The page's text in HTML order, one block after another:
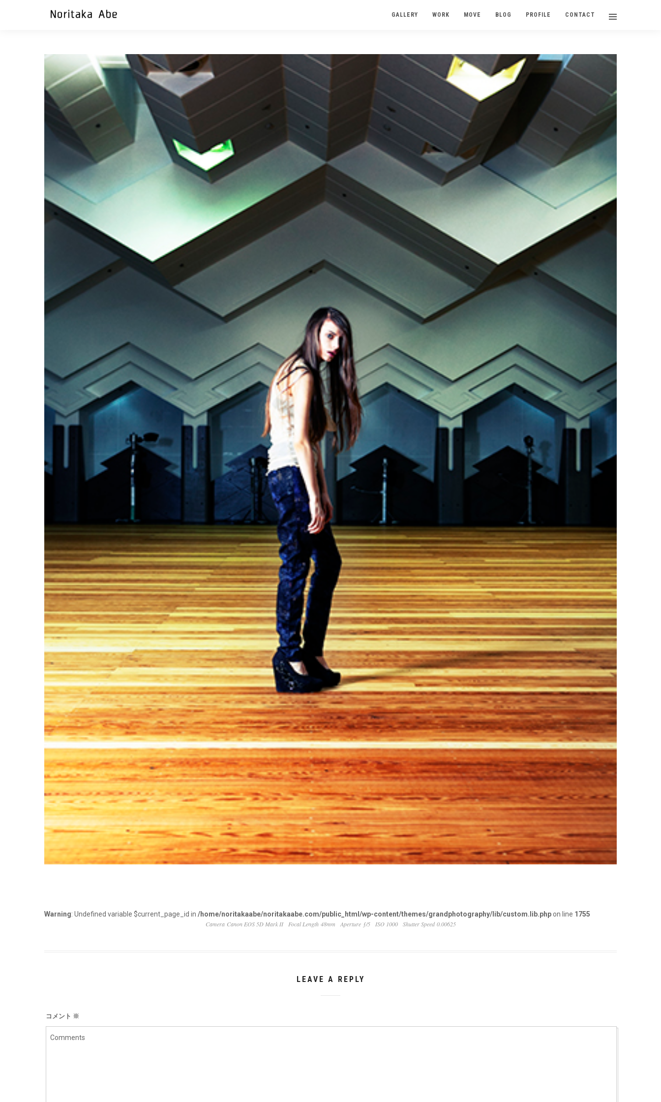
GALLERY WORK MOVE BLOG PROFILE CONTACT
Warning: Undefined variable $current_page_id in /home/noritakaabe/noritakaabe.com/public_html/wp-content/themes/grandphotography/lib/custom.lib.phpon line 1755
Camera Canon EOS 5D Mark II
Focal Length 48mm Aperture ƒ/5 ISO 1000 Shutter Speed 0.00625
LEAVE A REPLY
コメント ※